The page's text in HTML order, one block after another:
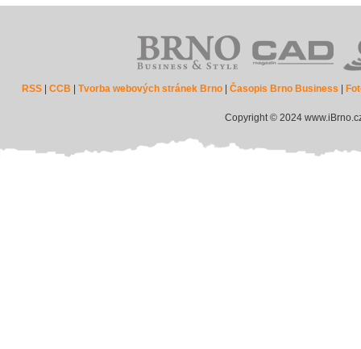
RSS |CCB |Tvorba webových stránek Brno |Časopis Brno Business
Copyright © 2024